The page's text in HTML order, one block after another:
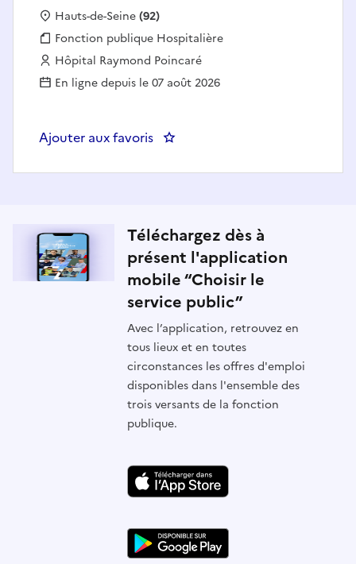
Localisation :
Hauts-de-Seine(92)
Fonction publique :
Fonction publique Hospitalière
Employeur :
Hôpital Raymond Poincaré
En ligne depuis le 07 août 2026
Ajouter aux favoris : Orthophoniste - Neurologie
Téléchargez dès à
présent l'application
mobile “Choisir le
service public”
Avec l’application, retrouvez en
tous lieux et en toutes
circonstances les offres d'emploi
disponibles dans l'ensemble des
trois versants de la fonction
publique.